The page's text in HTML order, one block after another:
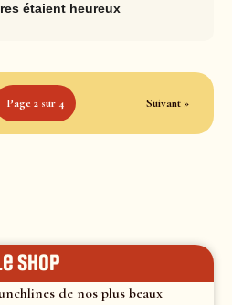
étaient heureux
Page 2 sur 4 Suivant »
shop
de nos plus beaux